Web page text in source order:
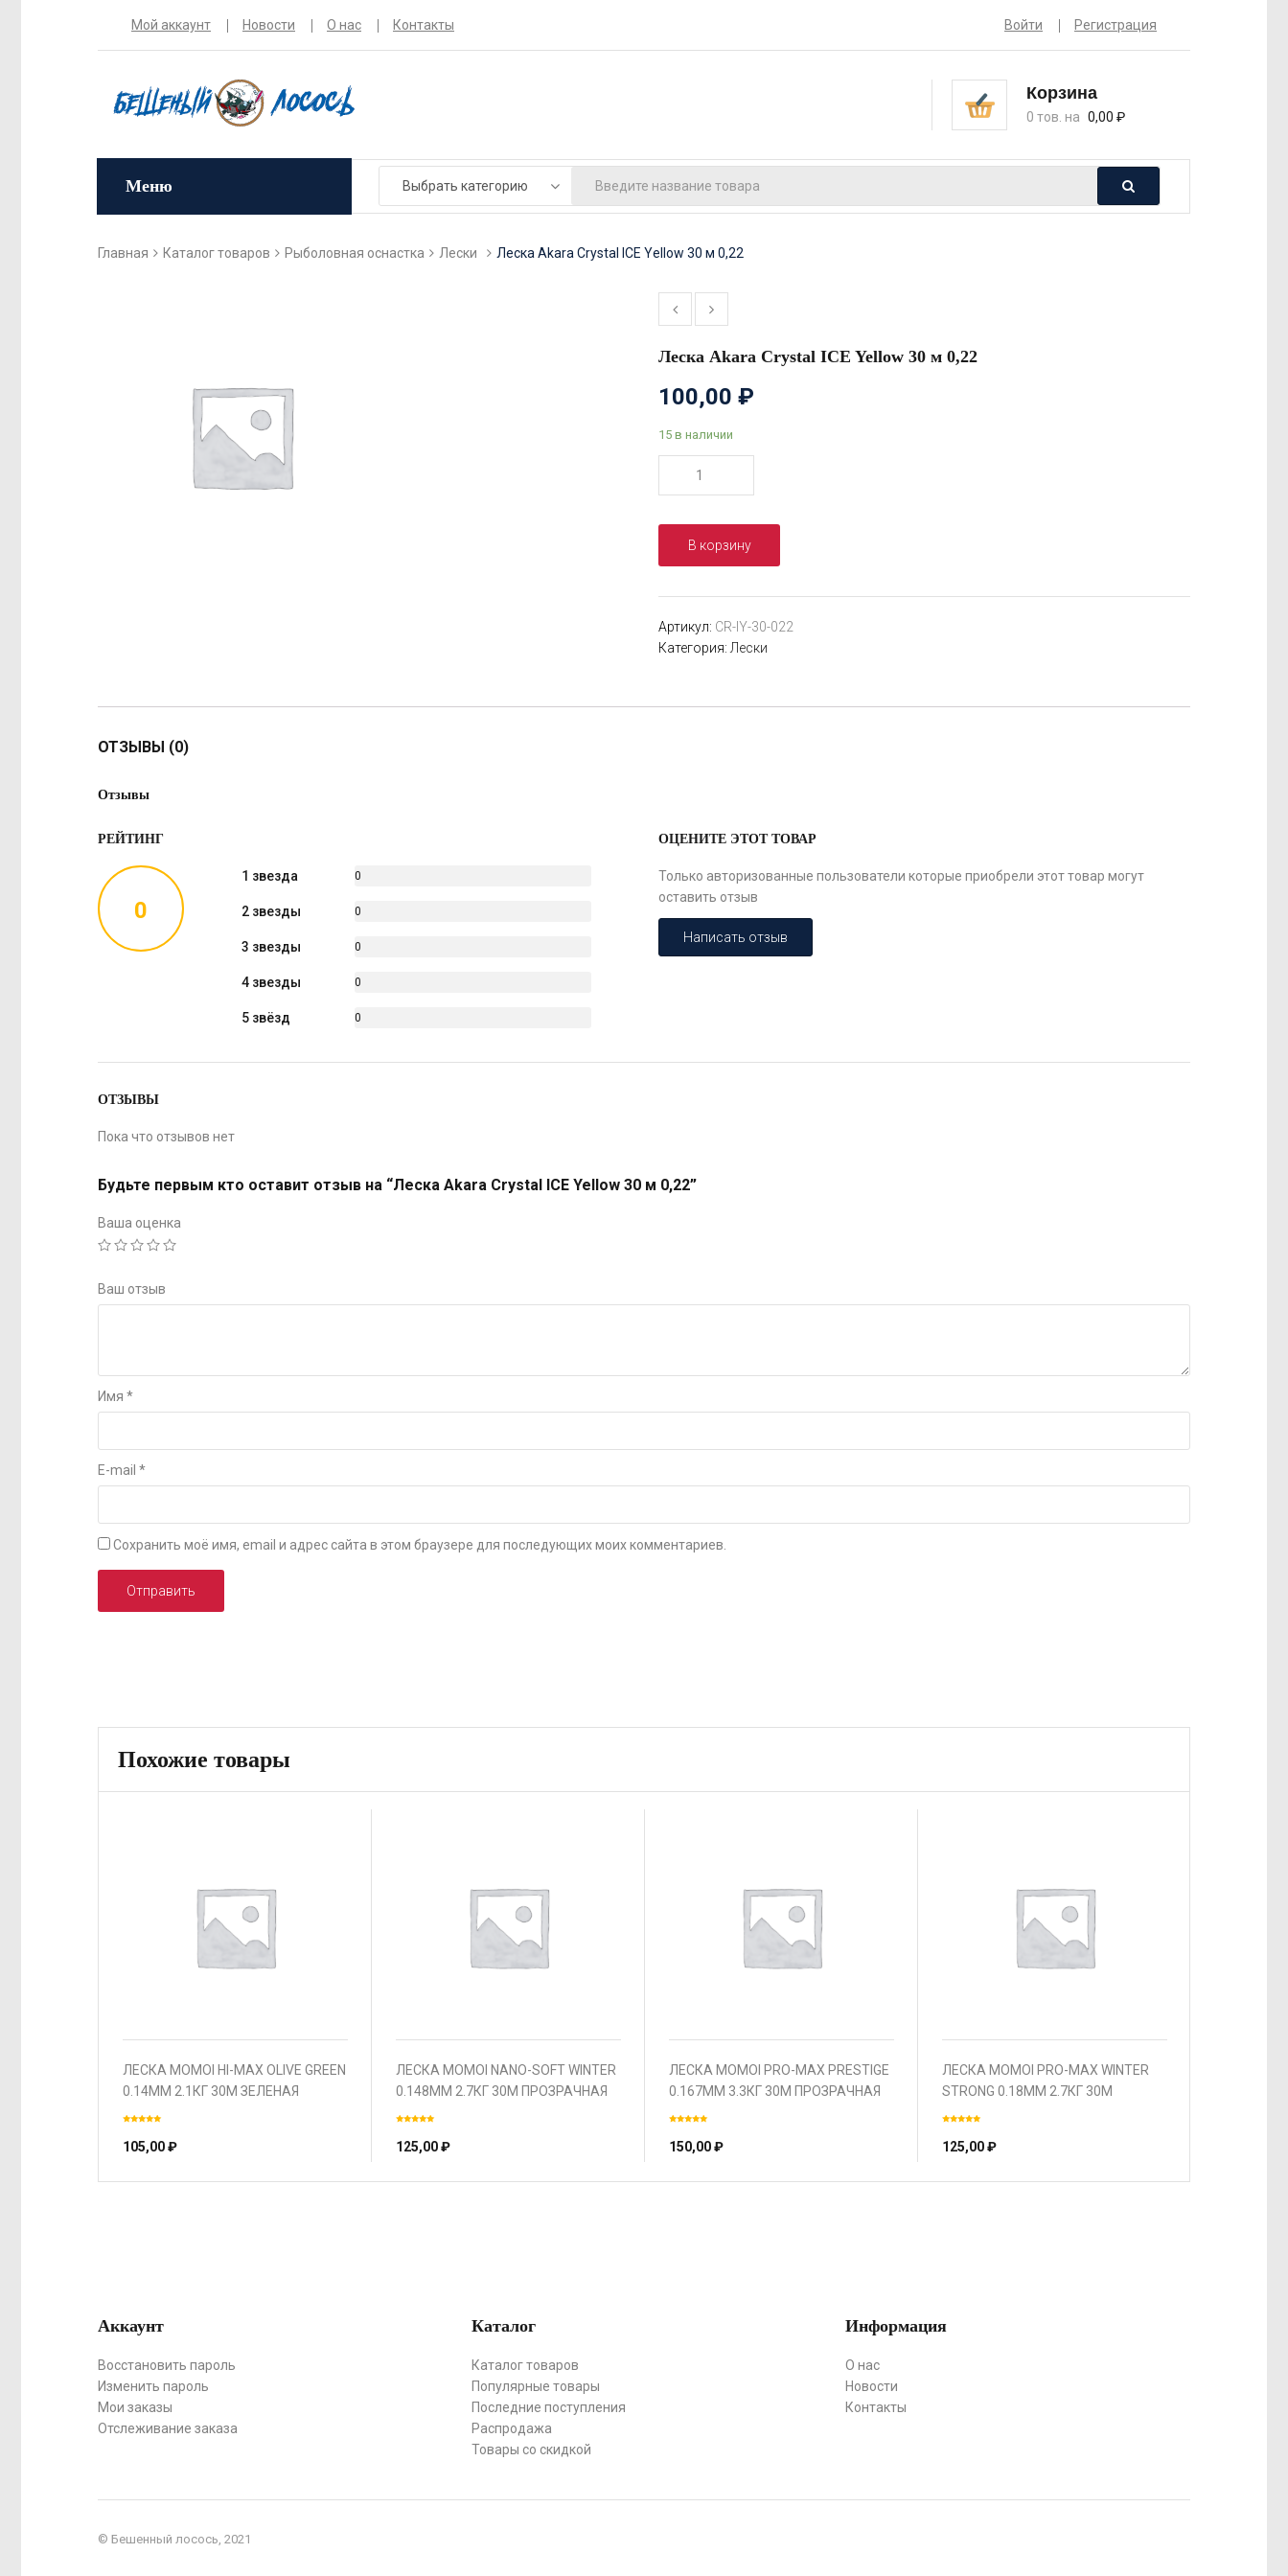
Мой аккаунт Новости О нас Контакты Войти Регистрация
Корзина
0 тов. на 0,00 ₽
Меню
Главная Каталог товаров Рыболовная оснастка Лески Леска Akara Crystal ICE Yellow 30 м 0,22
Леска Akara Crystal ICE Yellow 30 м 0,22
100,00 ₽
15 в наличии
Akara
Crystal
ICE
м
0,22
В корзину
Артикул: CR-IY-30-022
Категория: Лески
ОТЗЫВЫ (0)
Отзывы
РЕЙТИНГ
0
1 звезда
0
2 звезды
0
3 звезды
0
4 звезды
0
5 звёзд
0
ОЦЕНИТЕ ЭТОТ ТОВАР
Только авторизованные пользователи которые приобрели этот товар могут
оставить отзыв
Написать отзыв
ОТЗЫВЫ
Пока что отзывов нет
Будьте первым кто оставит отзыв на “Леска Akara Crystal ICE Yellow 30 м 0,22”
Ваша оценка
Ваш отзыв
Имя *
E-mail *
Сохранить моё имя, email и адрес сайта в этом браузере для последующих моих комментариев.
Похожие товары
ЛЕСКА MOMOI HI-MAX OLIVE GREEN
0.14ММ 2.1КГ 30М ЗЕЛЕНАЯ
105,00₽
ЛЕСКА MOMOI NANO-SOFT WINTER
0.148ММ 2.7КГ 30М ПРОЗРАЧНАЯ
125,00₽
ЛЕСКА MOMOI PRO-MAX PRESTIGE
0.167ММ 3.3КГ 30М ПРОЗРАЧНАЯ
150,00₽
ЛЕСКА MOMOI PRO-MAX WINTER
STRONG 0.18ММ 2.7КГ 30М
ПРОЗРАЧНАЯ
125,00₽
Аккаунт
Восстановить пароль
Изменить пароль
Мои заказы
Отслеживание заказа
Каталог
Каталог товаров
Популярные товары
Последние поступления
Распродажа
Товары со скидкой
Информация
О нас
Новости
Контакты
© Бешенный лосось, 2021